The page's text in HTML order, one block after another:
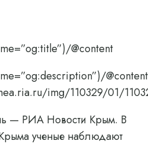
@content
@content
img/110329/01/
— РИА Новости Крым. В
ученые наблюдают